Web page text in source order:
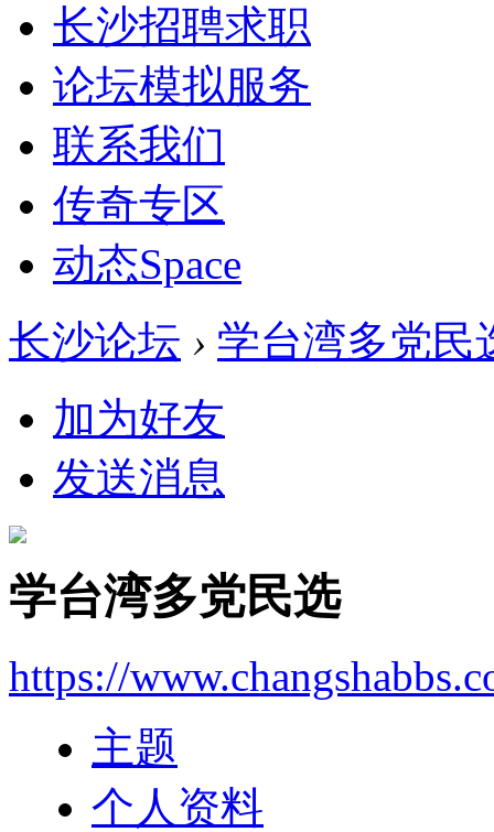
长沙招聘求职
论坛模拟服务
联系我们
传奇专区
动态Space
长沙论坛 › 学台湾多党民
加为好友
发送消息
学台湾多党民选
https://
主题
个人资料